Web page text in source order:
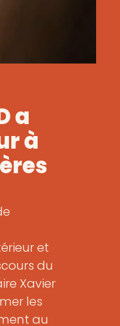
a
à
et
du
Xavier
les
au